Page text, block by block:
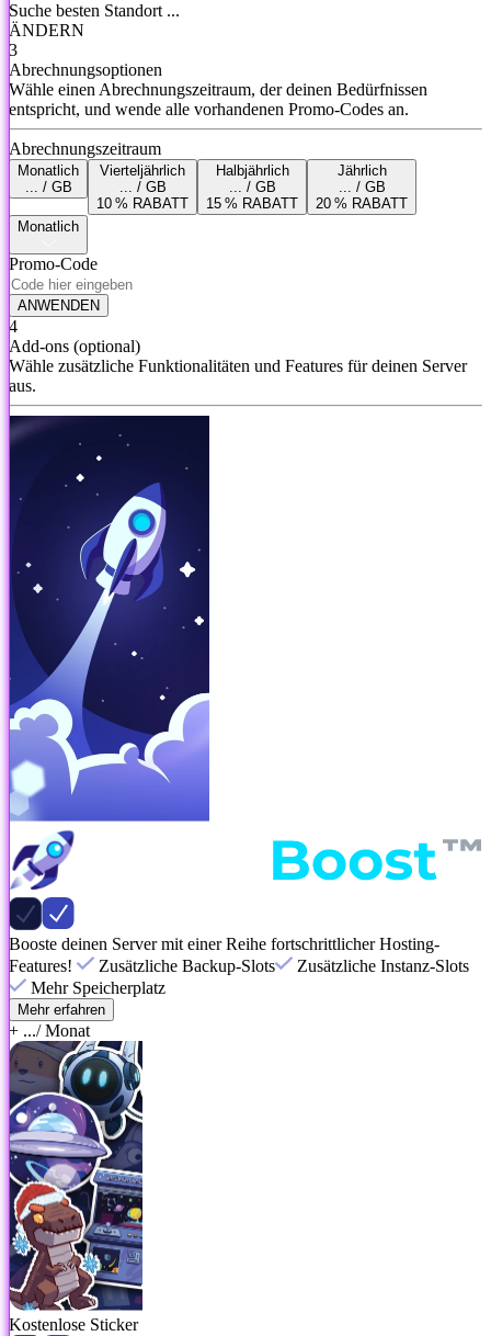
Suche besten Standort ...
ÄNDERN
3
Abrechnungsoptionen
Wähle einen Abrechnungszeitraum, der deinen Bedürfnissen
entspricht, und wende alle vorhandenen Promo-Codes an.
Abrechnungszeitraum
Monatlich
... / GB
Vierteljährlich
... / GB
10 % RABATT
Halbjährlich
... / GB
15 % RABATT
Jährlich
... / GB
20 % RABATT
Monatlich
Promo-Code
ANWENDEN
4
Add-ons (optional)
Wähle zusätzliche Funktionalitäten und Features für deinen Server
aus.
Booste deinen Server mit einer Reihe fortschrittlicher Hosting-
Features!
Zusätzliche Backup-Slots
Zusätzliche Instanz-Slots
Mehr Speicherplatz
Mehr erfahren
+ .../ Monat
Kostenlose Sticker